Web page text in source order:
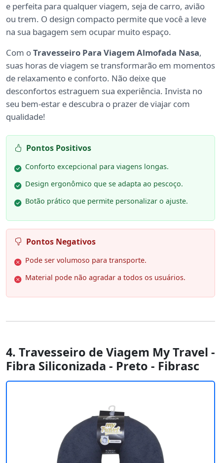
e perfeita para qualquer viagem, seja de carro, avião
ou trem. O design compacto permite que você a leve
na sua bagagem sem ocupar muito espaço.
Com oTravesseiro Para Viagem Almofada Nasa,
suas horas de viagem se transformarão em momentos
de relaxamento e conforto. Não deixe que
desconfortos estraguem sua experiência. Invista no
seu bem-estar e descubra o prazer de viajar com
qualidade!
Pontos Positivos
Conforto excepcional para viagens longas.
Design ergonômico que se adapta ao pescoço.
Botão prático que permite personalizar o ajuste.
Pontos Negativos
Pode ser volumoso para transporte.
Material pode não agradar a todos os usuários.
4. Travesseiro de Viagem My Travel -
Fibra Siliconizada - Preto - Fibrasc